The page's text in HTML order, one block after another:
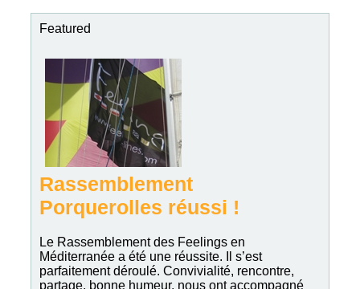
Featured
Rassemblement
Porquerolles réussi !
Le Rassemblement des Feelings en
Méditerranée a été une réussite. Il s’est
parfaitement déroulé. Convivialité, rencontre,
partage, bonne humeur, nous ont accompagné